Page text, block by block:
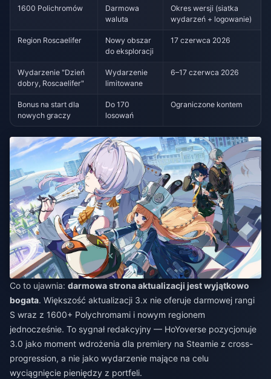
1600 Polichromów
Darmowa
waluta
Okres wersji (siatka
wydarzeń + logowanie)
Region Roscaelifer
Nowy obszar
do eksploracji
17 czerwca 2026
Wydarzenie "Dzień
dobry, Roscaelifer"
Wydarzenie
limitowane
6–17 czerwca 2026
Bonus na start dla
nowych graczy
Do 170
losowań
Ograniczone kontem
Co to ujawnia: darmowa strona aktualizacji jest wyjątkowo
bogata. Większość aktualizacji 3.x nie oferuje darmowej rangi
S wraz z 1600+ Polychromami i nowym regionem
jednocześnie. To sygnał redakcyjny — HoYoverse pozycjonuje
3.0 jako moment wdrożenia dla premiery na Steamie z cross-
progression, a nie jako wydarzenie mające na celu
wyciągnięcie pieniędzy z portfeli.